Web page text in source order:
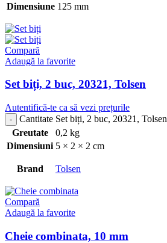
Dimensiune 125 mm
Compară
Adaugă la favorite
Set biți, 2 buc, 20321, Tolsen
Autentifică-te ca să vezi prețurile
Cantitate Set biți, 2 buc, 20321, Tolsen
Greutate
0,2 kg
Dimensiuni 5 × 2 × 2 cm
Brand Tolsen
Compară
Adaugă la favorite
Cheie combinata, 10 mm